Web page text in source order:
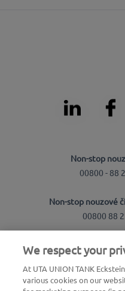
Non-stop
00800 - 88
Non-stop nouzové
00800 88
+49
UTA
We respect your
At UTA UNION TANK
various cookies on our